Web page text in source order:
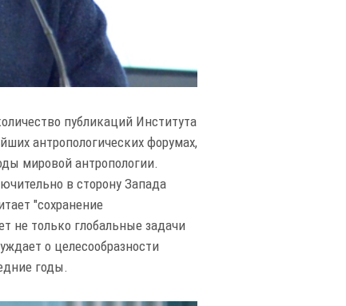
публикаций Института
антропологических форумах,
мировой антропологии.
в сторону Запада
"сохранение
не только глобальные задачи
о целесообразности
годы.